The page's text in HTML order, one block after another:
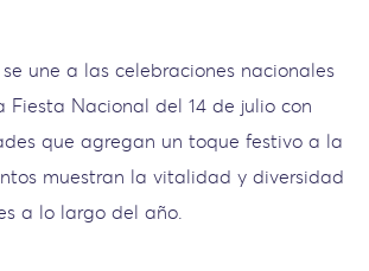
une a las celebraciones nacionales
Fiesta Nacional del 14 de julio con
que agregan un toque festivo a la
muestran la vitalidad y diversidad
a lo largo del año.